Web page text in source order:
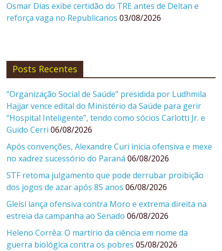
Osmar Dias exibe certidão do TRE antes de Deltan e
reforça vaga no Republicanos 03/08/2026
Posts Recentes
“Organização Social de Saúde” presidida por Ludhmila
Hajjar vence edital do Ministério da Saúde para gerir
“Hospital Inteligente”, tendo como sócios Carlotti Jr. e
Guido Cerri 06/08/2026
Após convenções, Alexandre Curi inicia ofensiva e mexe
no xadrez sucessório do Paraná 06/08/2026
STF retoma julgamento que pode derrubar proibição
dos jogos de azar após 85 anos 06/08/2026
Gleisi lança ofensiva contra Moro e extrema direita na
estreia da campanha ao Senado 06/08/2026
Heleno Corrêa: O martírio da ciência em nome da
guerra biológica contra os pobres 05/08/2026